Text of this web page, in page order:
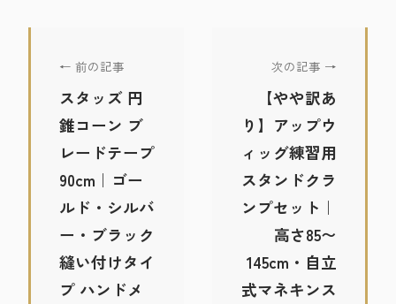
← 前の記事
スタッズ 円
錐コーン ブ
レードテープ
90cm｜ゴー
ルド・シルバ
ー・ブラック
縫い付けタイ
プ ハンドメ
次の記事 →
【やや訳あ
り】アップウ
ィッグ練習用
スタンドクラ
ンプセット｜
高さ85〜
145cm・自立
式マネキンス